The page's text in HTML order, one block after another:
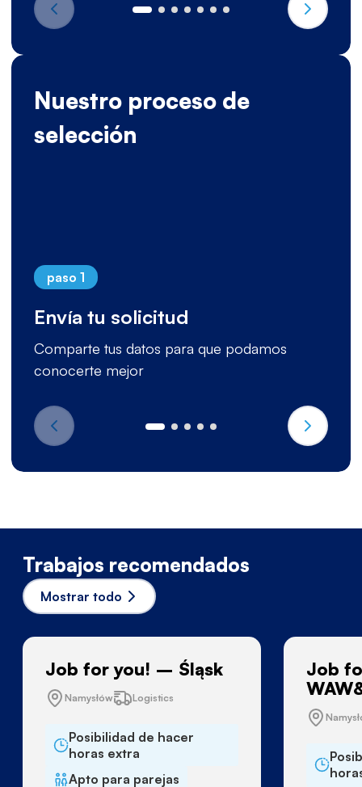
Nuestro proceso de
selección
paso 1
Envía tu solicitud
Comparte tus datos para que podamos
conocerte mejor
Trabajos recomendados
Mostrar todo
Job for you! – Śląsk
Namysłów Logistics
Posibilidad de hacer
horas extra
Apto para parejas
Job